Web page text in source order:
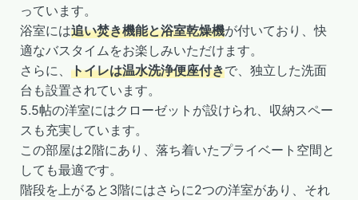
っています。
浴室には追い焚き機能と浴室乾燥機が付いており、快
適なバスタイムをお楽しみいただけます。
さらに、 トイレは温水洗浄便座付きで、独立した洗面
台も設置されています。
5.5帖の洋室にはクローゼットが設けられ、収納スペー
スも充実しています。
この部屋は2階にあり、落ち着いたプライベート空間と
しても最適です。
階段を上がると3階にはさらに2つの洋室があり、それ